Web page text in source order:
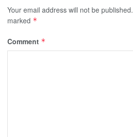
Your email address will not be published.
marked *
Comment *